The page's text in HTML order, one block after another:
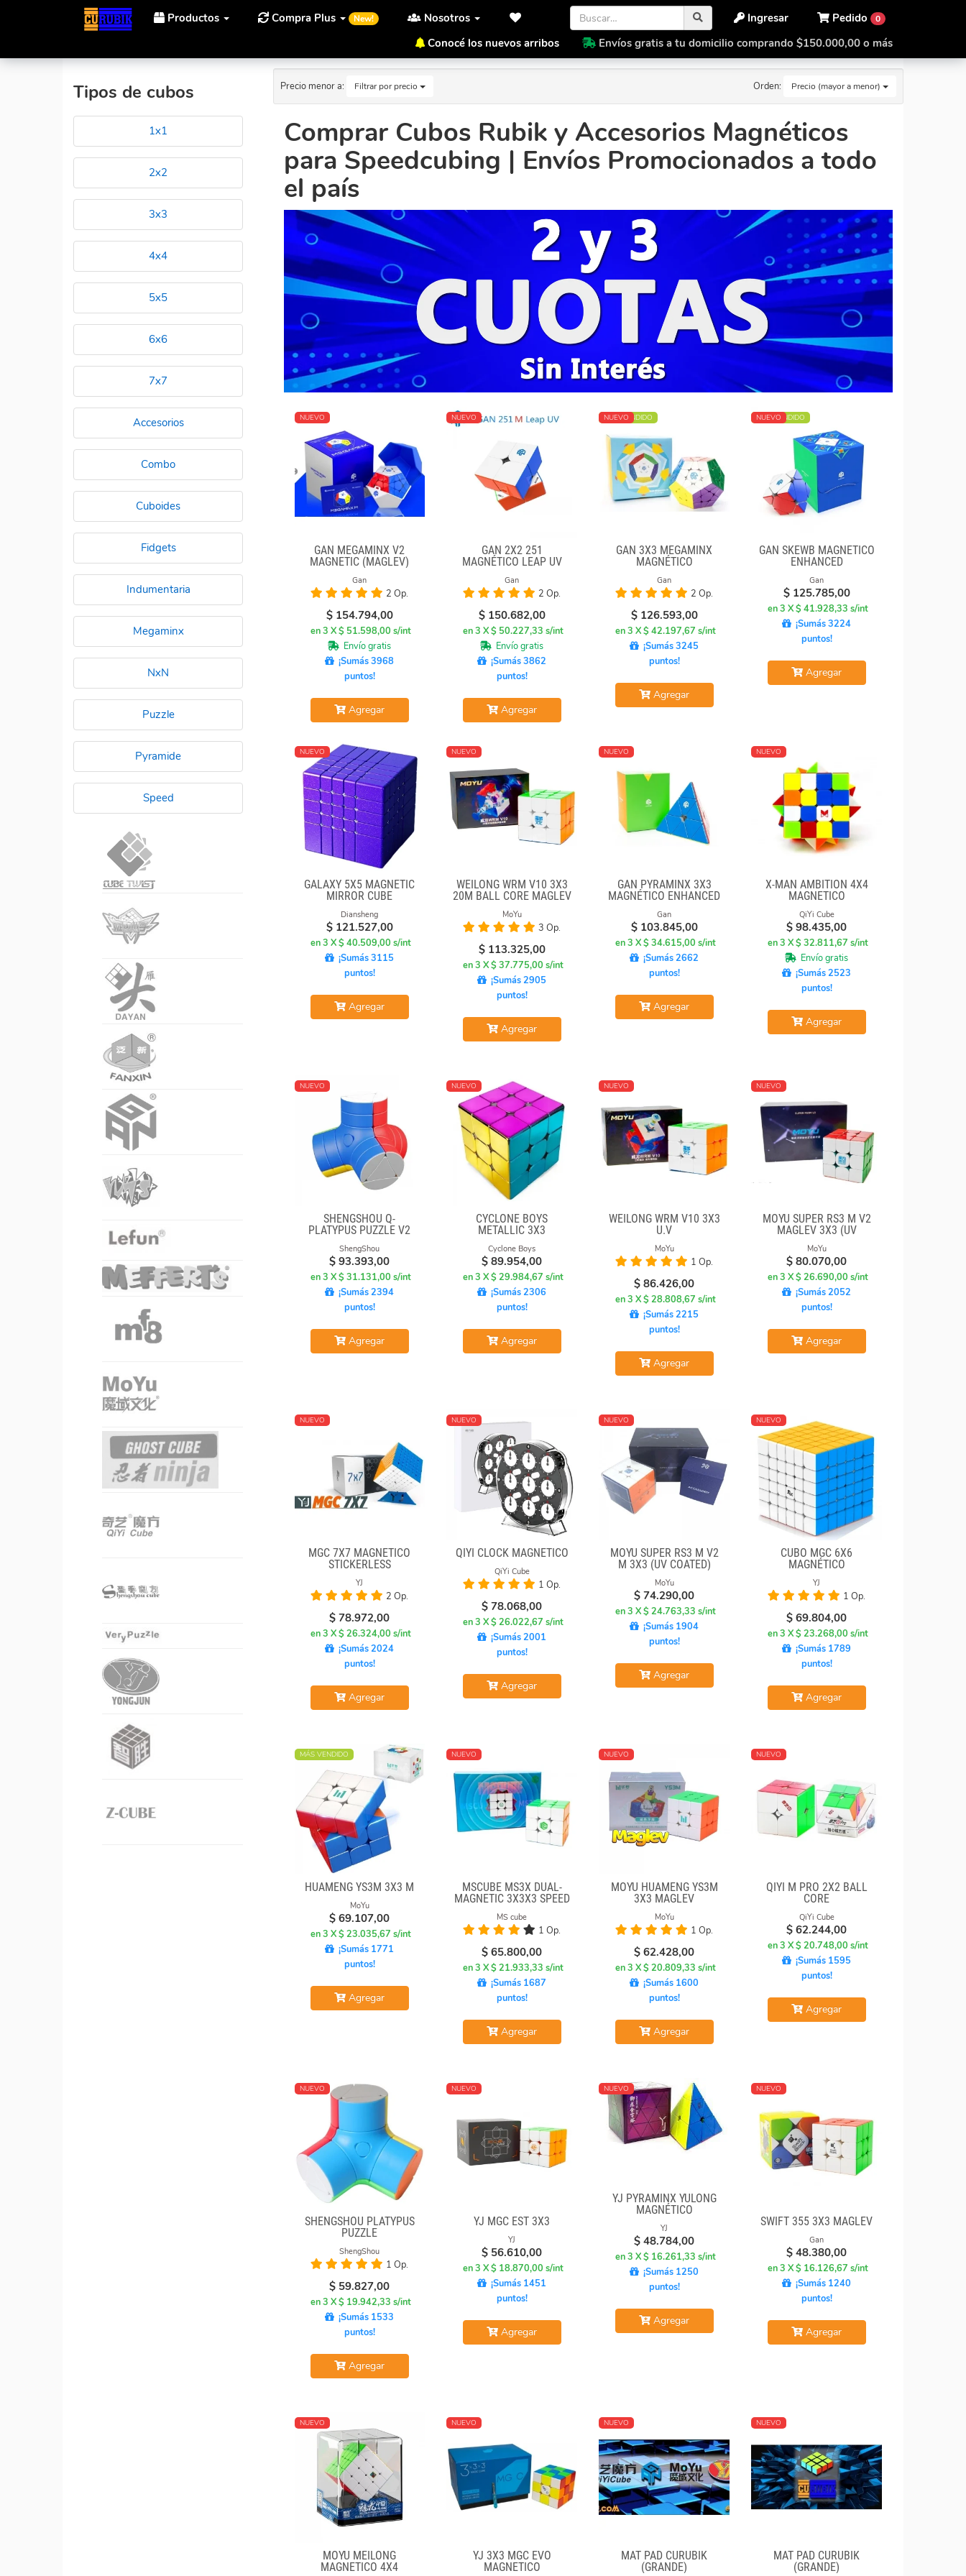
Productos Compra Plus New! Nosotros Pedido 0
Ingresar
Conocé los nuevos arribos
Envíos gratis a tu domicilio comprando $150.000,00 o más
Tipos de cubos
1x1
2x2
3x3
4x4
5x5
6x6
7x7
Accesorios
Combo
Cuboides
Fidgets
Indumentaria
Megaminx
NxN
Puzzle
Pyramide
Speed
Precio menor a: Filtrar por precio Orden: Precio (mayor a menor)
Comprar Cubos Rubik y Accesorios Magnéticos
para Speedcubing | Envíos Promocionados a todo
el país
NUEVO
GAN MEGAMINX V2
MAGNETIC (MAGLEV)
Gan
2 Op.
$ 154.794,00
en 3 X $ 51.598,00 s/int
Envío gratis
¡Sumás 3968
puntos!
Agregar
NUEVO
GAN 2X2 251
MAGNÉTICO LEAP UV
Gan
2 Op.
$ 150.682,00
en 3 X $ 50.227,33 s/int
Envío gratis
¡Sumás 3862
puntos!
Agregar
MÁS VENDIDO
NUEVO
GAN 3X3 MEGAMINX
MAGNÉTICO
Gan
2 Op.
$ 126.593,00
en 3 X $ 42.197,67 s/int
¡Sumás 3245
puntos!
Agregar
MÁS VENDIDO
NUEVO
GAN SKEWB MAGNETICO
ENHANCED
Gan
$ 125.785,00
en 3 X $ 41.928,33 s/int
¡Sumás 3224
puntos!
Agregar
NUEVO
GALAXY 5X5 MAGNETIC
MIRROR CUBE
Diansheng
$ 121.527,00
en 3 X $ 40.509,00 s/int
¡Sumás 3115
puntos!
Agregar
NUEVO
WEILONG WRM V10 3X3
20M BALL CORE MAGLEV
MoYu
3 Op.
$ 113.325,00
en 3 X $ 37.775,00 s/int
¡Sumás 2905
puntos!
Agregar
NUEVO
GAN PYRAMINX 3X3
MAGNÉTICO ENHANCED
Gan
$ 103.845,00
en 3 X $ 34.615,00 s/int
¡Sumás 2662
puntos!
Agregar
NUEVO
X-MAN AMBITION 4X4
MAGNETICO
QiYi Cube
$ 98.435,00
en 3 X $ 32.811,67 s/int
Envío gratis
¡Sumás 2523
puntos!
Agregar
NUEVO
SHENGSHOU Q-
PLATYPUS PUZZLE V2
ShengShou
$ 93.393,00
en 3 X $ 31.131,00 s/int
¡Sumás 2394
puntos!
Agregar
NUEVO
CYCLONE BOYS
METALLIC 3X3
Cyclone Boys
$ 89.954,00
en 3 X $ 29.984,67 s/int
¡Sumás 2306
puntos!
Agregar
NUEVO
WEILONG WRM V10 3X3
U.V
MoYu
1 Op.
$ 86.426,00
en 3 X $ 28.808,67 s/int
¡Sumás 2215
puntos!
Agregar
NUEVO
MOYU SUPER RS3 M V2
MAGLEV 3X3 (UV
MoYu
$ 80.070,00
en 3 X $ 26.690,00 s/int
¡Sumás 2052
puntos!
Agregar
NUEVO
MGC 7X7 MAGNÉTICO
STICKERLESS
YJ
2 Op.
$ 78.972,00
en 3 X $ 26.324,00 s/int
¡Sumás 2024
puntos!
Agregar
NUEVO
QIYI CLOCK MAGNÉTICO
QiYi Cube
1 Op.
$ 78.068,00
en 3 X $ 26.022,67 s/int
¡Sumás 2001
puntos!
Agregar
NUEVO
MOYU SUPER RS3 M V2
M 3X3 (UV COATED)
MoYu
$ 74.290,00
en 3 X $ 24.763,33 s/int
¡Sumás 1904
puntos!
Agregar
NUEVO
CUBO MGC 6X6
MAGNÉTICO
YJ
1 Op.
$ 69.804,00
en 3 X $ 23.268,00 s/int
¡Sumás 1789
puntos!
Agregar
MÁS VENDIDO
HUAMENG YS3M 3X3 M
MoYu
$ 69.107,00
en 3 X $ 23.035,67 s/int
¡Sumás 1771
puntos!
Agregar
NUEVO
MSCUBE MS3X DUAL-
MAGNETIC 3X3X3 SPEED
MS cube
1 Op.
$ 65.800,00
en 3 X $ 21.933,33 s/int
¡Sumás 1687
puntos!
Agregar
NUEVO
MOYU HUAMENG YS3M
3X3 MAGLEV
MoYu
1 Op.
$ 62.428,00
en 3 X $ 20.809,33 s/int
¡Sumás 1600
puntos!
Agregar
NUEVO
QIYI M PRO 2X2 BALL
CORE
QiYi Cube
$ 62.244,00
en 3 X $ 20.748,00 s/int
¡Sumás 1595
puntos!
Agregar
NUEVO
SHENGSHOU PLATYPUS
PUZZLE
ShengShou
1 Op.
$ 59.827,00
en 3 X $ 19.942,33 s/int
¡Sumás 1533
puntos!
Agregar
NUEVO
YJ MGC EST 3X3
YJ
$ 56.610,00
en 3 X $ 18.870,00 s/int
¡Sumás 1451
puntos!
Agregar
NUEVO
YJ PYRAMINX YULONG
MAGNÉTICO
YJ
$ 48.784,00
en 3 X $ 16.261,33 s/int
¡Sumás 1250
puntos!
Agregar
NUEVO
SWIFT 355 3X3 MAGLEV
Gan
$ 48.380,00
en 3 X $ 16.126,67 s/int
¡Sumás 1240
puntos!
Agregar
NUEVO
MOYU MEILONG
MAGNETICO 4X4
NUEVO
YJ 3X3 MGC EVO
MAGNETICO
NUEVO
MAT PAD CURUBIK
(GRANDE)
NUEVO
MAT PAD CURUBIK
(GRANDE)